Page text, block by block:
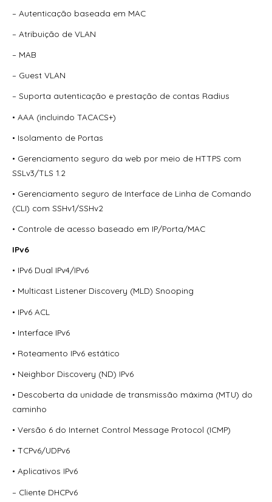
– Autenticação baseada em MAC
– Atribuição de VLAN
– MAB
– Guest VLAN
– Suporta autenticação e prestação de contas Radius
• AAA (incluindo TACACS+)
• Isolamento de Portas
• Gerenciamento seguro da web por meio de HTTPS com
SSLv3/TLS 1.2
• Gerenciamento seguro de Interface de Linha de Comando
(CLI) com SSHv1/SSHv2
• Controle de acesso baseado em IP/Porta/MAC
IPv6
• IPv6 Dual IPv4/IPv6
• Multicast Listener Discovery (MLD) Snooping
• IPv6 ACL
• Interface IPv6
• Roteamento IPv6 estático
• Neighbor Discovery (ND) IPv6
• Descoberta da unidade de transmissão máxima (MTU) do
caminho
• Versão 6 do Internet Control Message Protocol (ICMP)
• TCPv6/UDPv6
• Aplicativos IPv6
– Cliente DHCPv6